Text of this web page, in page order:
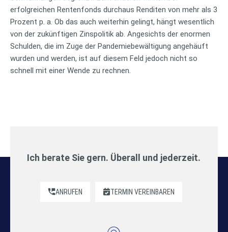
erfolgreichen Rentenfonds durchaus Renditen von mehr als 3
Prozent p. a. Ob das auch weiterhin gelingt, hängt wesentlich
von der zukünftigen Zinspolitik ab. Angesichts der enormen
Schulden, die im Zuge der Pandemiebewältigung angehäuft
wurden und werden, ist auf diesem Feld jedoch nicht so
schnell mit einer Wende zu rechnen.
Ich berate Sie gern. Überall und jederzeit.
ANRUFEN TERMIN VEREINBAREN